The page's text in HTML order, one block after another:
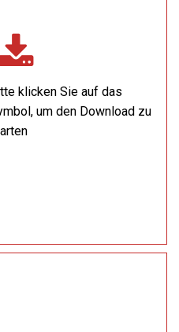
klicken Sie auf das
um den Download zu